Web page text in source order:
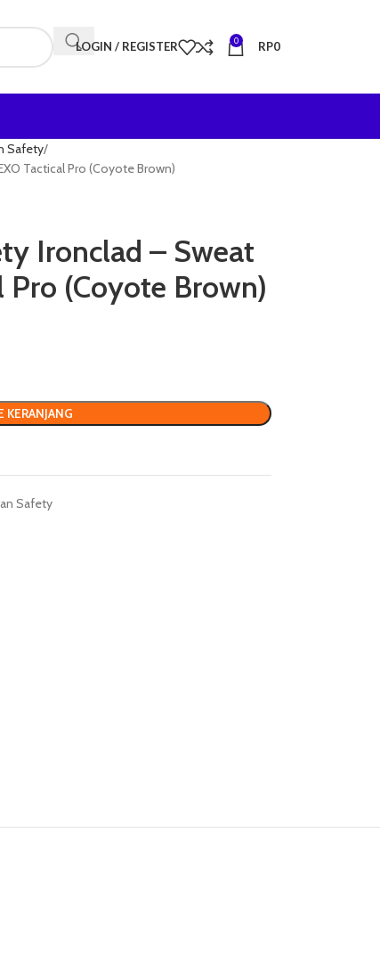
LOGIN / REGISTER 0 RP0
Safety
Tactical Pro (Coyote Brown)
Ironclad – Sweat
Pro (Coyote Brown)
KERANJANG
Safety